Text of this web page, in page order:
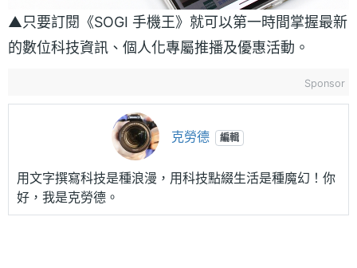
▲只要訂閱《SOGI 手機王》就可以第一時間掌握最新
的數位科技資訊、個人化專屬推播及優惠活動。
Sponsor
克勞德 編輯
用文字撰寫科技是種浪漫，用科技點綴生活是種魔幻！你
好，我是克勞德。